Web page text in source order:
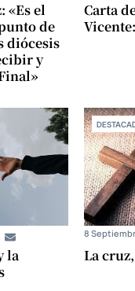
«Es el
de
diócesis
y
Carta
la
La
8